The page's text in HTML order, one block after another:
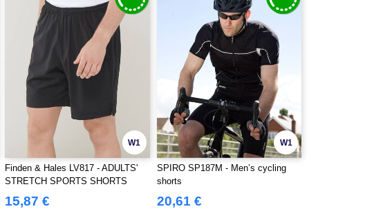
W1
Finden & Hales LV817 - ADULTS'
STRETCH SPORTS SHORTS
15,87 €
W1
SPIRO SP187M - Men’s cycling
shorts
20,61 €